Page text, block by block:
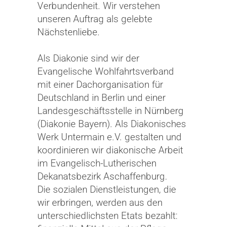
Verbundenheit. Wir verstehen
unseren Auftrag als gelebte
Nächstenliebe.
Als Diakonie sind wir der
Evangelische Wohlfahrtsverband
mit einer Dachorganisation für
Deutschland in Berlin und einer
Landesgeschäftsstelle in Nürnberg
(Diakonie Bayern). Als Diakonisches
Werk Untermain e.V. gestalten und
koordinieren wir diakonische Arbeit
im Evangelisch-Lutherischen
Dekanatsbezirk Aschaffenburg.
Die sozialen Dienstleistungen, die
wir erbringen, werden aus den
unterschiedlichsten Etats bezahlt: